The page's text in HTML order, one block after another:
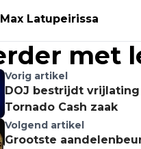
Max Latupeirissa
met
Vorig artikel
DOJ bestrijdt
Tornado Cash zaak
Volgend artikel
Grootste